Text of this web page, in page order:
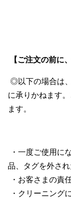
【ご注文の前に
◎以下の場合は
に承りかねます
ます。
・一度ご使用に
品、タグを外され
・お客さまの責
・クリーニング